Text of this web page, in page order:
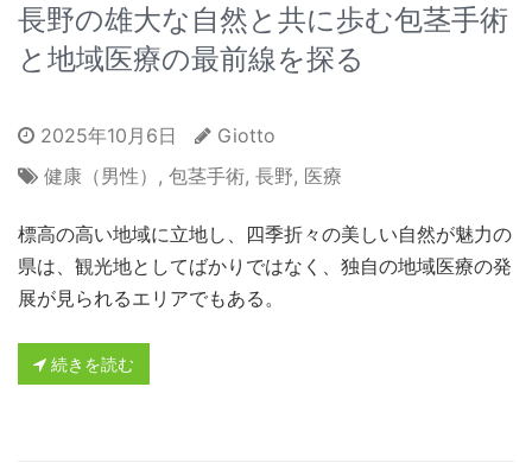
長野の雄大な自然と共に歩む包茎手術
と地域医療の最前線を探る
2025年10月6日
Giotto
健康（男性） , 包茎手術, 長野, 医療
標高の高い地域に立地し、四季折々の美しい自然が魅力の
県は、観光地としてばかりではなく、独自の地域医療の発
展が見られるエリアでもある。
続きを読む